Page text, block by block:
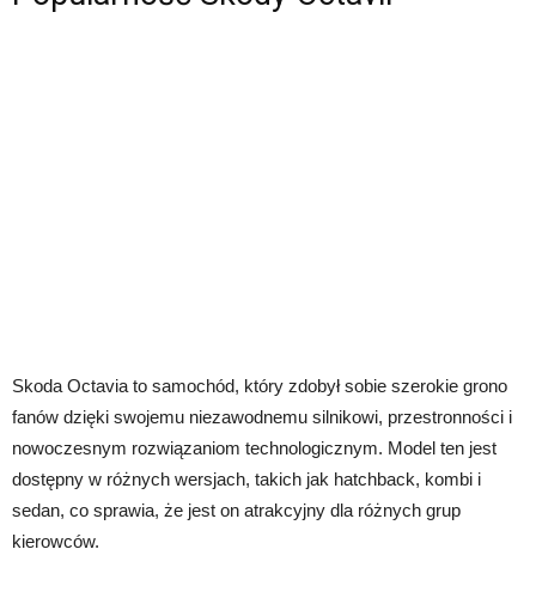
Skoda Octavia to samochód, który zdobył sobie szerokie grono
fanów dzięki swojemu niezawodnemu silnikowi, przestronności i
nowoczesnym rozwiązaniom technologicznym. Model ten jest
dostępny w różnych wersjach, takich jak hatchback, kombi i
sedan, co sprawia, że jest on atrakcyjny dla różnych grup
kierowców.